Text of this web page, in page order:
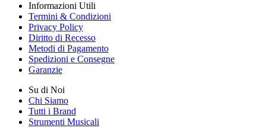
Informazioni Utili
Termini & Condizioni
Privacy Policy
Diritto di Recesso
Metodi di Pagamento
Spedizioni e Consegne
Garanzie
Su di Noi
Chi Siamo
Tutti i Brand
Strumenti Musicali